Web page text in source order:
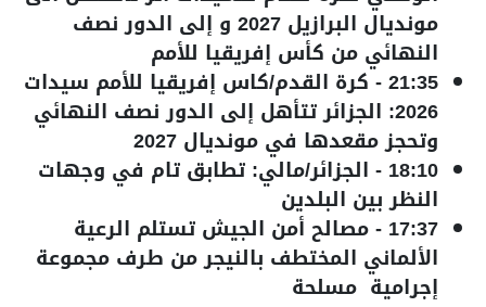
مونديال البرازيل 2027 و إلى الدور نصف
النهائي من كأس إفريقيا للأمم
21:35
-كرة القدم/كاس إفريقيا للأمم سيدات
2026: الجزائر تتأهل إلى الدور نصف النهائي
وتحجز مقعدها في مونديال 2027
18:10
- الجزائر/مالي: تطابق تام في وجهات
النظر بين البلدين
17:37
-مصالح أمن الجيش تستلم الرعية
الألماني المختطف بالنيجر من طرف مجموعة
إجرامية مسلحة